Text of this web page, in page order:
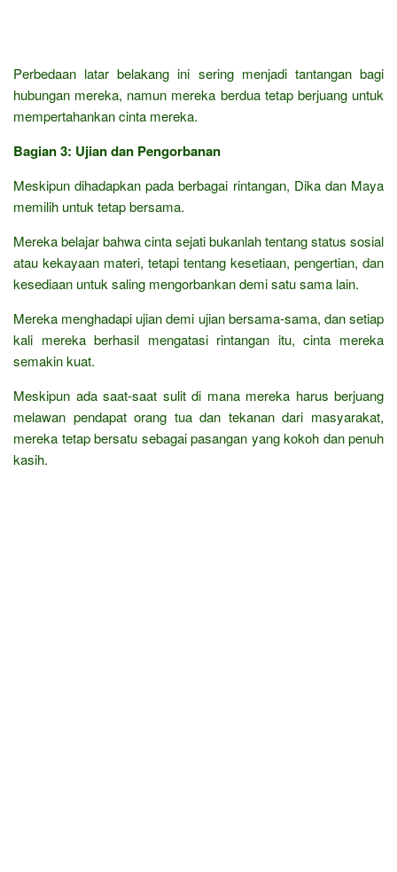
Perbedaan latar belakang ini sering menjadi tantangan bagi
hubungan mereka, namun mereka berdua tetap berjuang untuk
mempertahankan cinta mereka.
Bagian 3: Ujian dan Pengorbanan
Meskipun dihadapkan pada berbagai rintangan, Dika dan Maya
memilih untuk tetap bersama.
Mereka belajar bahwa cinta sejati bukanlah tentang status sosial
atau kekayaan materi, tetapi tentang kesetiaan, pengertian, dan
kesediaan untuk saling mengorbankan demi satu sama lain.
Mereka menghadapi ujian demi ujian bersama-sama, dan setiap
kali mereka berhasil mengatasi rintangan itu, cinta mereka
semakin kuat.
Meskipun ada saat-saat sulit di mana mereka harus berjuang
melawan pendapat orang tua dan tekanan dari masyarakat,
mereka tetap bersatu sebagai pasangan yang kokoh dan penuh
kasih.